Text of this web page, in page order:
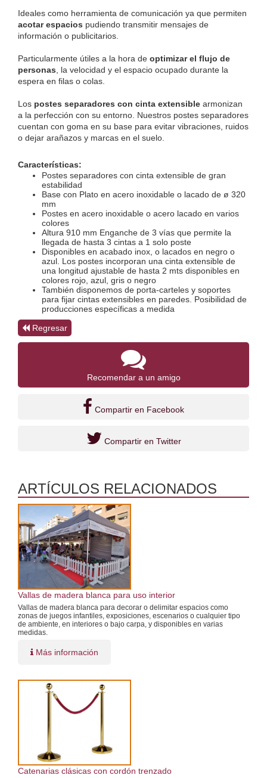
acotar espacios pudiendo transmitir mensajes de
información o publicitarios.
Particularmente útiles a la hora de optimizar el flujo de
personas , la velocidad y el espacio ocupado durante la
espera en filas o colas.
Los postes separadores con cinta extensible armonizan
a la perfección con su entorno. Nuestros postes separadores
cuentan con goma en su base para evitar vibraciones, ruidos
o dejar arañazos y marcas en el suelo.
Características:
Postes separadores con cinta extensible de gran
estabilidad
Base con Plato en acero inoxidable o lacado de ø 320
mm
Postes en acero inoxidable o acero lacado en varios
colores
Altura 910 mm Enganche de 3 vías que permite la
llegada de hasta 3 cintas a 1 solo poste
Disponibles en acabado inox, o lacados en negro o
azul. Los postes incorporan una cinta extensible de
una longitud ajustable de hasta 2 mts disponibles en
colores rojo, azul, gris o negro
También disponemos de porta-carteles y soportes
para fijar cintas extensibles en paredes. Posibilidad de
producciones específicas a medida
Regresar
Recomendar a un amigo
Compartir en Facebook
Compartir en Twitter
ARTÍCULOS RELACIONADOS
Vallas de madera blanca para uso interior
Vallas de madera blanca para decorar o delimitar espacios como
zonas de juegos infantiles, exposiciones, escenarios o cualquier tipo
de ambiente, en interiores o bajo carpa, y disponibles en varias
medidas.
Más información
Catenarias clásicas con cordón trenzado